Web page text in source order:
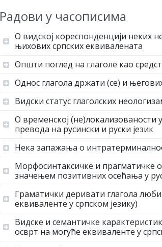
Радови у часописима
О видској кореспонденцији неких
њихових српских еквивалената
Општи поглед на глаголе као
Однос глагола држати (се) и
Видски статус глаголских
О временској (не)локализованости
превода на русински и руски језик
Нека запажања о
Морфосинтаксичке и прагматичке
значењем позитивних осећања у
Граматички деривати глагола
еквиваленте у српском језику)
Видске и семантичке
осврт на могуће еквиваленте у